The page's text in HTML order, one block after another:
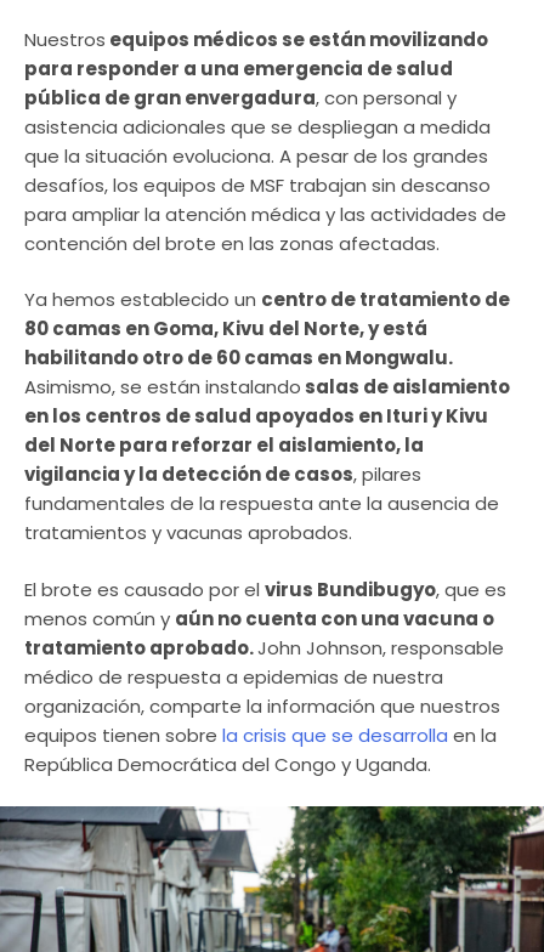
Nuestros equipos médicos se están movilizando
para responder a una emergencia de salud
pública de gran envergadura, con personal y
asistencia adicionales que se despliegan a medida
que la situación evoluciona. A pesar de los grandes
desafíos, los equipos de MSF trabajan sin descanso
para ampliar la atención médica y las actividades de
contención del brote en las zonas afectadas.
Ya hemos establecido un centro de tratamiento de
80 camas en Goma, Kivu del Norte, y está
habilitando otro de 60 camas en Mongwalu.
Asimismo, se están instalando salas de aislamiento
en los centros de salud apoyados en Ituri y Kivu
del Norte para reforzar el aislamiento, la
vigilancia y la detección de casos, pilares
fundamentales de la respuesta ante la ausencia de
tratamientos y vacunas aprobados.
El brote es causado por el virus Bundibugyo, que es
menos común y aún no cuenta con una vacuna o
tratamiento aprobado.John Johnson, responsable
médico de respuesta a epidemias de nuestra
organización, comparte la información que nuestros
equipos tienen sobre la crisis que se desarrolla en la
República Democrática del Congo y Uganda.